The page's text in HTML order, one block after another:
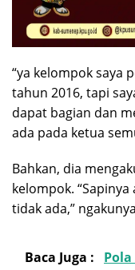
“ya kelompok saya
tahun 2016, tapi
dapat bagian dan
ada pada ketua
Bahkan, dia
kelompok.
tidak ada,”
Baca Juga :